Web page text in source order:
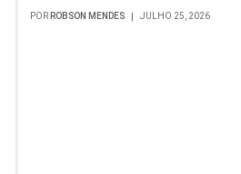
POR ROBSON MENDES JULHO 25, 2026